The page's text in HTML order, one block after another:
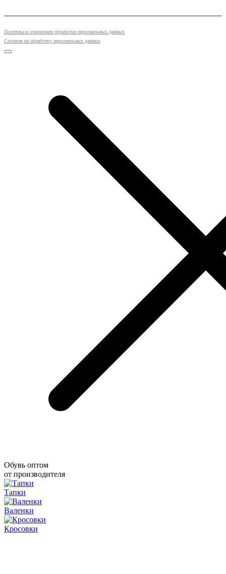
Политика в отношении обработки персональных данных
Согласие на обработку персональных данных
Обувь оптом
от производителя
Тапки
Валенки
Кросовки